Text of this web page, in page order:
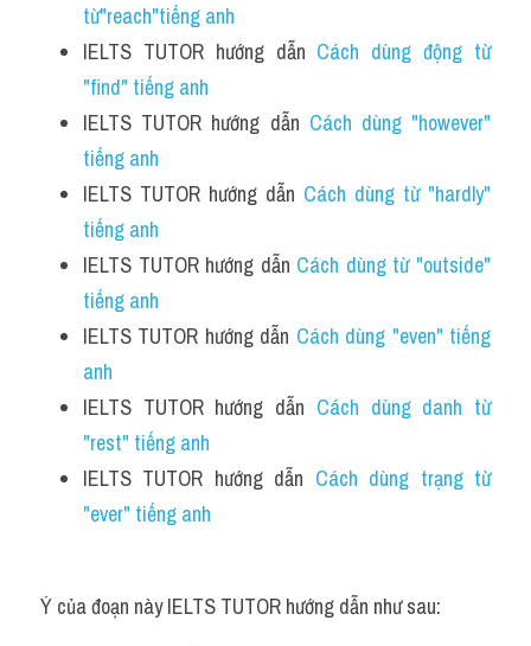
từ"reach"tiếng anh
IELTS TUTOR hướng dẫn Cách dùng động từ
"find" tiếng anh
IELTS TUTOR hướng dẫn Cách dùng "however"
tiếng anh
IELTS TUTOR hướng dẫn Cách dùng từ "hardly"
tiếng anh
IELTS TUTOR hướng dẫn Cách dùng từ "outside"
tiếng anh
IELTS TUTOR hướng dẫn Cách dùng "even" tiếng
anh
IELTS TUTOR hướng dẫn Cách dùng danh từ
"rest" tiếng anh
IELTS TUTOR hướng dẫn Cách dùng trạng từ
"ever" tiếng anh
Ý của đoạn này IELTS TUTOR hướng dẫn như sau: